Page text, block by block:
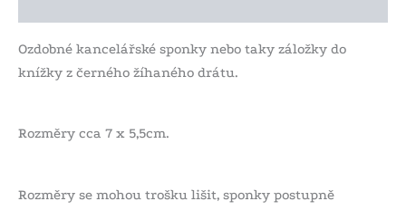
Ozdobné kancelářské sponky nebo taky záložky do
knížky z černého žíhaného drátu.
Rozměry cca 7 x 5,5cm.
Rozměry se mohou trošku lišit, sponky postupně